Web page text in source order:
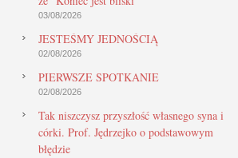
03/08/2026
JESTEŚMY JEDNOŚCIĄ
02/08/2026
PIERWSZE SPOTKANIE
02/08/2026
Tak niszczysz przyszłość własnego syna i
córki. Prof. Jędrzejko o podstawowym
błędzie